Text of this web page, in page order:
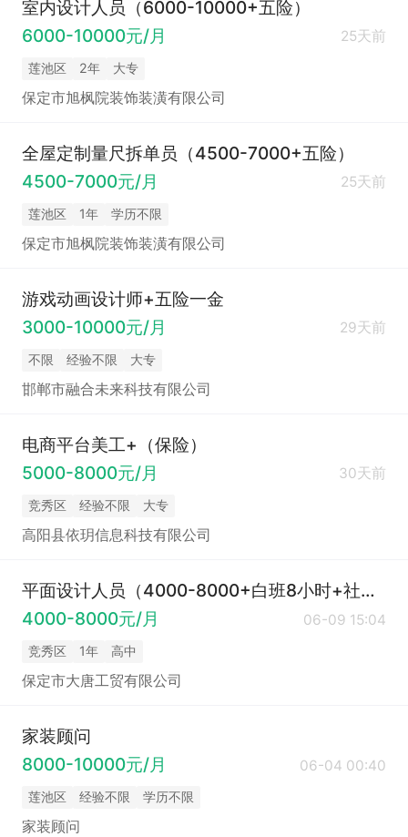
室内设计人员（6000-10000+五险）
6000-10000元/月
25天前
莲池区 2年 大专
保定市旭枫院装饰装潢有限公司
全屋定制量尺拆单员（4500-7000+五险）
4500-7000元/月
25天前
莲池区 1年 学历不限
保定市旭枫院装饰装潢有限公司
游戏动画设计师+五险一金
3000-10000元/月
29天前
不限 经验不限 大专
邯郸市融合未来科技有限公司
电商平台美工+（保险）
5000-8000元/月
30天前
竞秀区 经验不限 大专
高阳县依玥信息科技有限公司
平面设计人员（4000-8000+白班8小时+社保）
4000-8000元/月
06-09 15:04
竞秀区 1年 高中
保定市大唐工贸有限公司
家装顾问
8000-10000元/月
06-04 00:40
莲池区 经验不限 学历不限
家装顾问